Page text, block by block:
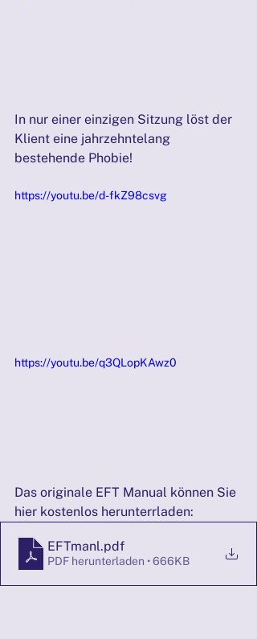
In nur einer einzigen Sitzung löst der
Klient eine jahrzehntelang
bestehende Phobie!
https://youtu.be/d-fkZ98csvg
https://youtu.be/q3QLopKAwz0
Das originale EFT Manual können Sie
hier kostenlos herunterrladen:
EFTmanl.pdf
PDF herunterladen • 666KB